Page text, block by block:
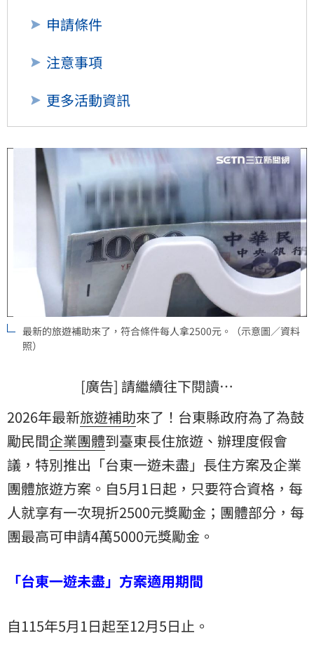
申請條件
注意事項
更多活動資訊
最新的旅遊補助來了，符合條件每人拿2500元。（示意圖／資料
照）
[廣告] 請繼續往下閱讀…
2026年最新旅遊補助來了！台東縣政府為了為鼓
勵民間企業團體到臺東長住旅遊、辦理度假會
議，特別推出「台東一遊未盡」長住方案及企業
團體旅遊方案。自5月1日起，只要符合資格，每
人就享有一次現折2500元獎勵金；團體部分，每
團最高可申請4萬5000元獎勵金。
「台東一遊未盡」方案適用期間
自115年5月1日起至12月5日止。